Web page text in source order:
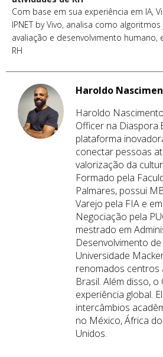
Com base em sua experiência em IA,
IPNET by Vivo, analisa como
avaliação e desenvolvimento humano,
RH
Haroldo
Haroldo
Officer na
plataforma
conectar pessoas
valorização da
Formado pela
Palmares, possui
Varejo pela FIA e
Negociação pela
mestrado em
Desenvolvimento
Universidade
renomados centros
Brasil. Além disso, o
experiência global.
intercâmbios
no México, África
Unidos.